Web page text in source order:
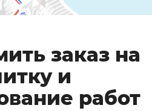
заказ на
и
работ